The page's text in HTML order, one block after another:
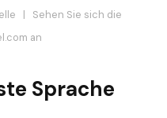
| Sehen Sie sich die
an
Sprache